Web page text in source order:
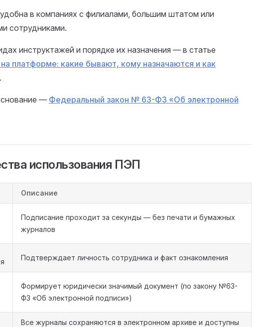
в компаниях с филиалами, большим штатом или
сотрудниками.
инструктажей и порядке их назначения — в статье
платформе: какие бывают, кому назначаются и как
.
— Федеральный закон № 63-ФЗ «Об электронной
использования ПЭП
Описание
Подписание проходит за секунды — без печати и бумажных
журналов
Подтверждает личность сотрудника и факт ознакомления
Формирует юридически значимый документ (по закону №63-
ФЗ «Об электронной подписи»)
Все журналы сохраняются в электронном архиве и доступны